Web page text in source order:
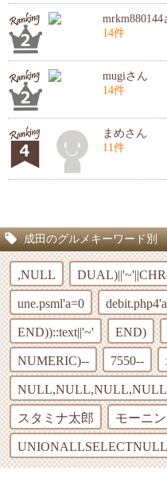
mrkm880144
14件
mugiさん
14件
まめさん
11件
成田のグルメキーワード別
,NULL
une.psml'a=0
END))::text||'~' END)
NUMERIC)-- 7550--
スタミナ太郎 モーニ